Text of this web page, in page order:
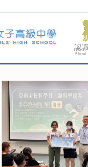
認
About